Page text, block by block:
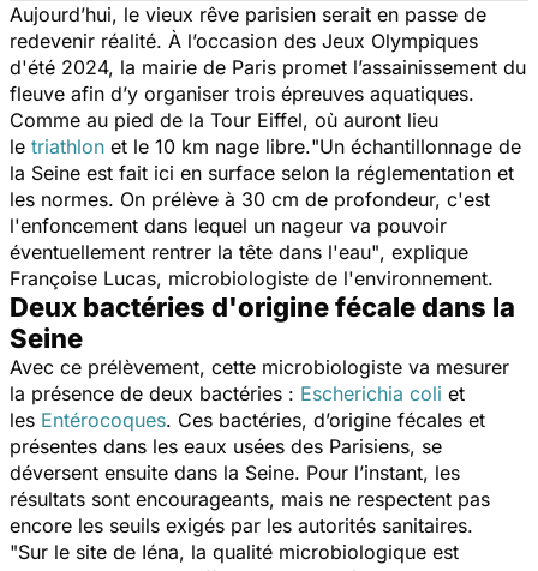
Aujourd’hui, le vieux rêve parisien serait en passe de
redevenir réalité. À l’occasion des Jeux Olympiques
d'été 2024, la mairie de Paris promet l’assainissement du
fleuve afin d’y organiser trois épreuves aquatiques.
Comme au pied de la Tour Eiffel, où auront lieu
le triathlon et le 10 km nage libre."Un échantillonnage de
la Seine est fait ici en surface selon la réglementation et
les normes. On prélève à 30 cm de profondeur, c'est
l'enfoncement dans lequel un nageur va pouvoir
éventuellement rentrer la tête dans l'eau", explique
Françoise Lucas, microbiologiste de l'environnement.
Deux bactéries d'origine fécale dans la
Seine
Avec ce prélèvement, cette microbiologiste va mesurer
la présence de deux bactéries : Escherichia coli et
les Entérocoques. Ces bactéries, d’origine fécales et
présentes dans les eaux usées des Parisiens, se
déversent ensuite dans la Seine. Pour l’instant, les
résultats sont encourageants, mais ne respectent pas
encore les seuils exigés par les autorités sanitaires.
"Sur le site de Iéna, la qualité microbiologique est